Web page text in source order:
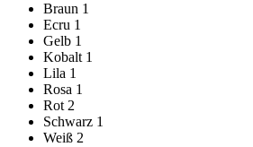
Braun 1
Ecru 1
Gelb 1
Kobalt 1
Lila 1
Rosa 1
Rot 2
Schwarz 1
Weiß 2